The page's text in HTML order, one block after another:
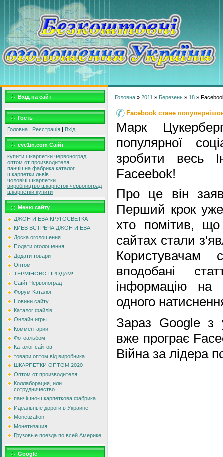
Вхід на сайт
Гость
Головна | Реєстрація | Вхід
eve1in.com Саїйт
купити шкарпетки червоноград
оптом от производителя
панчішна фабрика каталог
шкарпетки львів
чоловічі шкарпетки
виробництво шкарпеток червоноград
шкарпетки купити
Меню сайту
ДЖОН И ЕВА КРУГОСВЕТКА
КИЕВ ВСТРЕЧА ДЖОН И ЕВА
Доска оголошення
Подати оголошення
Додати товари
Оптом
ТЕРМІНОВО ПРОДАМ!
Саїйт Червоноград
Форум Каталог
Новини сайту
Каталог файлів
Онлайн игры
Комментарии
Фотоальбом
Каталог сайтов
товари оптом від виробника
ШКАРПЕТКИ ОПТОМ 2020
Оптом от производителя
Коллаборация, или
сотрудничество
панчішно-шкарпеткова фабрика
Идеальные дороги в Украине
Monetization
Монетизация
Грузовые поезда по всей Америке
Google
Головна » 2011 » Березень » 18 »
Facebook стане
Марк
популярної
зробити весь
Faceebok!
Про це він
Перший крок
хто помітив,
сайтах стали
Користувачам
вподобані
інформацію на
одного
Зараз Google з
вже програє
Війна за лідера